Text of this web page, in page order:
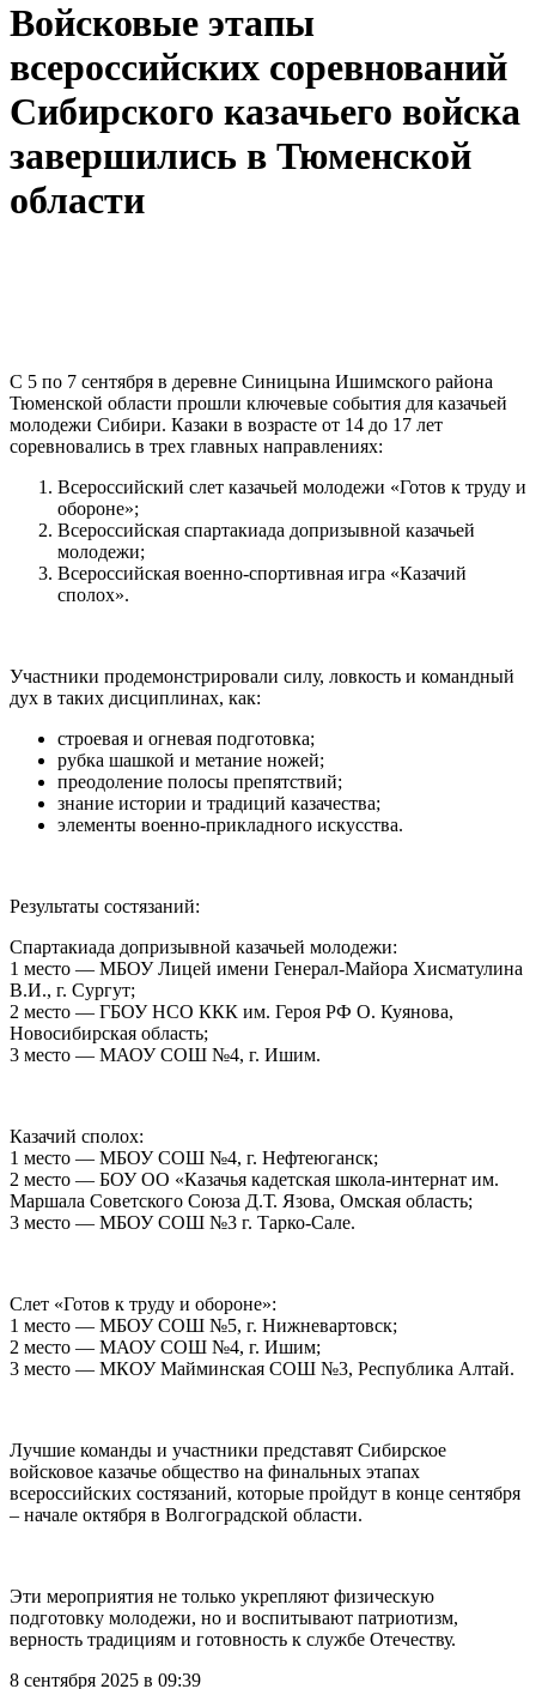
Войсковые этапы
всероссийских соревнований
Сибирского казачьего войска
завершились в Тюменской
области
С 5 по 7 сентября в деревне Синицына Ишимского района
Тюменской области прошли ключевые события для казачьей
молодежи Сибири. Казаки в возрасте от 14 до 17 лет
соревновались в трех главных направлениях:
Всероссийский слет казачьей молодежи «Готов к труду и
обороне»;
Всероссийская спартакиада допризывной казачьей
молодежи;
Всероссийская военно-спортивная игра «Казачий
сполох».
Участники продемонстрировали силу, ловкость и командный
дух в таких дисциплинах, как:
строевая и огневая подготовка;
рубка шашкой и метание ножей;
преодоление полосы препятствий;
знание истории и традиций казачества;
элементы военно-прикладного искусства.
Результаты состязаний:
Спартакиада допризывной казачьей молодежи:
1 место — МБОУ Лицей имени Генерал-Майора Хисматулина
В.И., г. Сургут;
2 место — ГБОУ НСО ККК им. Героя РФ О. Куянова,
Новосибирская область;
3 место — МАОУ СОШ №4, г. Ишим.
Казачий сполох:
1 место — МБОУ СОШ №4, г. Нефтеюганск;
2 место — БОУ ОО «Казачья кадетская школа-интернат им.
Маршала Советского Союза Д.Т. Язова, Омская область;
3 место — МБОУ СОШ №3 г. Тарко-Сале.
Слет «Готов к труду и обороне»:
1 место — МБОУ СОШ №5, г. Нижневартовск;
2 место — МАОУ СОШ №4, г. Ишим;
3 место — МКОУ Майминская СОШ №3, Республика Алтай.
Лучшие команды и участники представят Сибирское
войсковое казачье общество на финальных этапах
всероссийских состязаний, которые пройдут в конце сентября
– начале октября в Волгоградской области.
Эти мероприятия не только укрепляют физическую
подготовку молодежи, но и воспитывают патриотизм,
верность традициям и готовность к службе Отечеству.
8 сентября 2025 в 09:39